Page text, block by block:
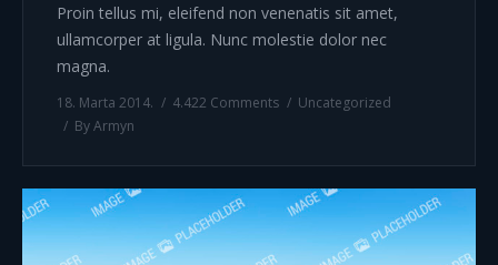
Proin tellus mi, eleifend non venenatis sit amet,
ullamcorper at ligula. Nunc molestie dolor nec
magna.
18. Marta 2014. 4.422 Comments
Uncategorized
ByArmyn